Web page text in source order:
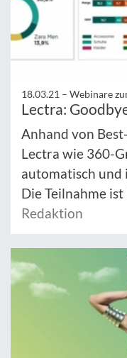
18.03.21 – Webinare
Lectra:
Anhand von
Lectra wie 360-
automatisch
Die Teilnahme ist
Redaktion